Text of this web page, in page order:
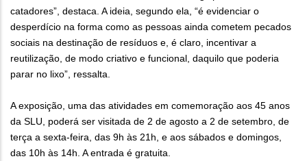
catadores”, destaca. A ideia, segundo ela, “é evidenciar o
desperdício na forma como as pessoas ainda cometem pecados
sociais na destinação de resíduos e, é claro, incentivar a
reutilização, de modo criativo e funcional, daquilo que poderia
parar no lixo”, ressalta.
A exposição, uma das atividades em comemoração aos 45 anos
da SLU, poderá ser visitada de 2 de agosto a 2 de setembro, de
terça a sexta-feira, das 9h às 21h, e aos sábados e domingos,
das 10h às 14h. A entrada é gratuita.